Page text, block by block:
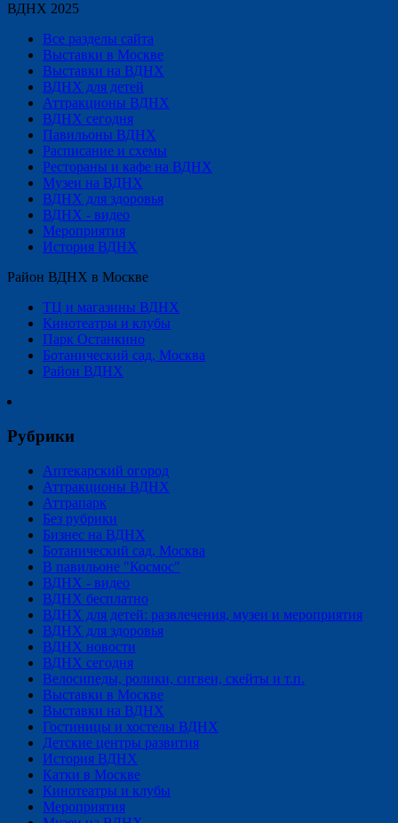
ВДНХ 2025
Все разделы сайта
Выставки в Москве
Выставки на ВДНХ
ВДНХ для детей
Аттракционы ВДНХ
ВДНХ сегодня
Павильоны ВДНХ
Расписание и схемы
Рестораны и кафе на ВДНХ
Музеи на ВДНХ
ВДНХ для здоровья
ВДНХ - видео
Мероприятия
История ВДНХ
Район ВДНХ в Москве
ТЦ и магазины ВДНХ
Кинотеатры и клубы
Парк Останкино
Ботанический сад, Москва
Район ВДНХ
Рубрики
Аптекарский огород
Аттракционы ВДНХ
Аттрапарк
Без рубрики
Бизнес на ВДНХ
Ботанический сад, Москва
В павильоне "Космос"
ВДНХ - видео
ВДНХ бесплатно
ВДНХ для детей: развлечения, музеи и мероприятия
ВДНХ для здоровья
ВДНХ новости
ВДНХ сегодня
Велосипеды, ролики, сигвеи, скейты и т.п.
Выставки в Москве
Выставки на ВДНХ
Гостиницы и хостелы ВДНХ
Детские центры развития
История ВДНХ
Катки в Москве
Кинотеатры и клубы
Мероприятия